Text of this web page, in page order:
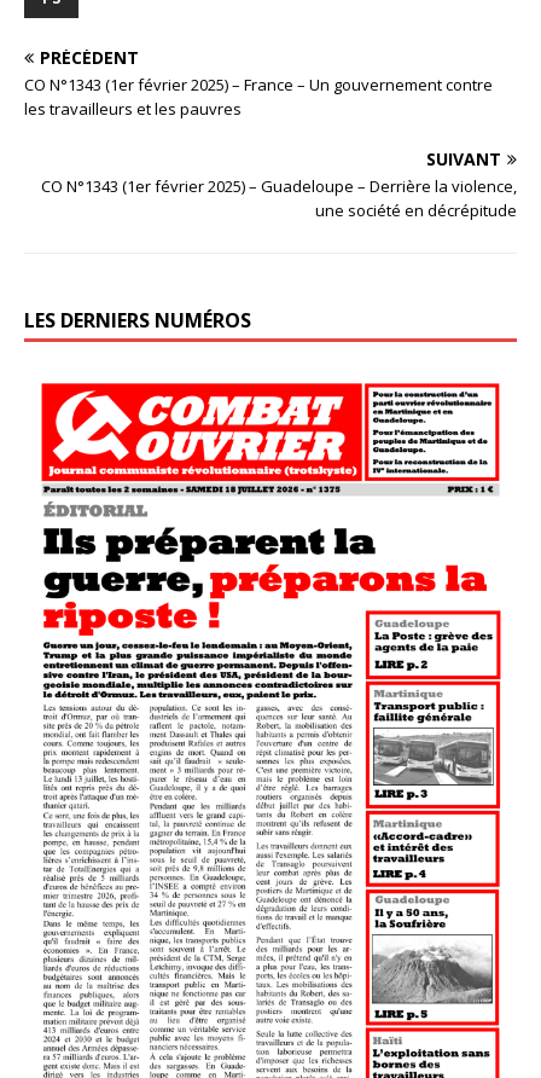
PRÉCÉDENT
CO N°1343 (1er février 2025) – France – Un gouvernement contre
les travailleurs et les pauvres
SUIVANT
CO N°1343 (1er février 2025) – Guadeloupe – Derrière la violence,
une société en décrépitude
LES DERNIERS NUMÉROS